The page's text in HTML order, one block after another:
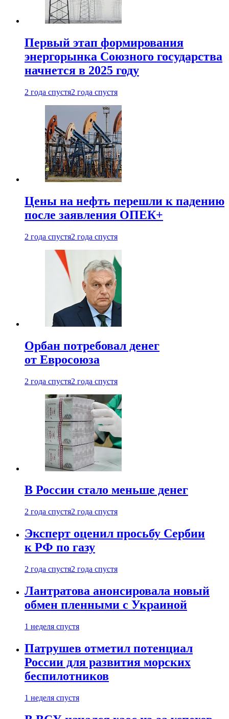
Первый этап формирования
энергорынка Союзного государства
начнется в 2025 году
2 года спустя2 года спустя
Цены на нефть перешли к падению
после заявления ОПЕК+
2 года спустя2 года спустя
Орбан потребовал денег
от Евросоюза
2 года спустя2 года спустя
В России стало меньше денег
2 года спустя2 года спустя
Эксперт оценил просьбу Сербии
к РФ по газу
2 года спустя2 года спустя
Лантратова анонсировала новый
обмен пленными с Украиной
1 неделя спустя
Патрушев отметил потенциал
России для развития морских
беспилотников
1 неделя спустя